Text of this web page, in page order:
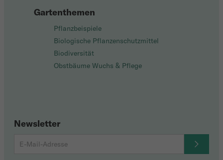
Gartenthemen
Pflanzbeispiele
Biologische Pflanzenschutzmittel
Biodiversität
Obstbäume Wuchs & Pflege
Newsletter